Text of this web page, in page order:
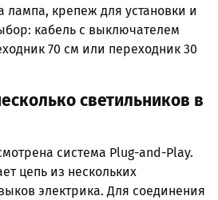
лампа, крепеж для установки и
кабель с выключателем
70 см или переходник 30
светильников в
система Plug-and-Play.
цепь из нескольких
электрика. Для соединения